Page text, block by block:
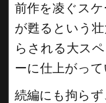
前作を凌ぐス
が甦るという
らされる大ス
ーに仕上がって
続編にも拘ら